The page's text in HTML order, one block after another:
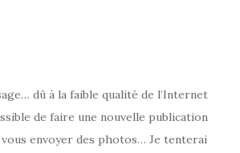
dû à la faible qualité de l’Internet
de faire une nouvelle publication
envoyer des photos… Je tenterai